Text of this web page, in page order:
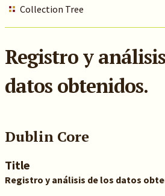
Collection Tree
Registro y
datos obtenidos.
Dublin Core
Title
Registro y análisis de los datos